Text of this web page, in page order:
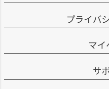
プライバ
マイ
サ